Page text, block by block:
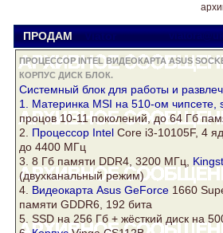
ПРОДАМ Viator
ПРОЦЕССОР INTEL ВИДЕОКАРТА ASUS
КОРПУС ДИСК БЛОК.
Системный блок для работы и
1. Материнка MSI на 510-ом чипсете,
процов 10-11 поколений, до 64 Гб
2. Процессор Intel Core i3-10105F, 4
до 4400 МГц
3. 8 Гб памяти DDR4, 3200 МГц,
(двухканальный режим)
4. Видеокарта Asus GeForce 1660
памяти GDDR6, 192 бита
5. SSD на 256 Гб + жёсткий диск на